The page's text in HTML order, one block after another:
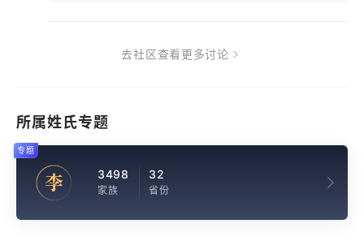
去社区查看更多讨论
所属姓氏专题
李 3498
家族
32
省份
专题